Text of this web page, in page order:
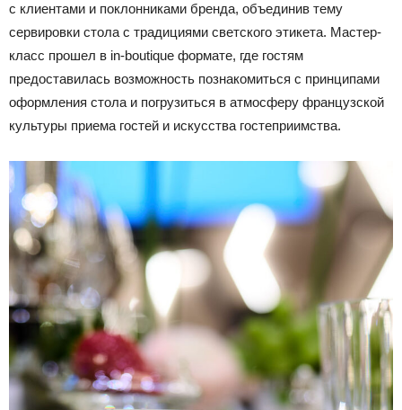
с клиентами и поклонниками бренда, объединив тему
сервировки стола с традициями светского этикета. Мастер-
класс прошел в in-boutique формате, где гостям
предоставилась возможность познакомиться с принципами
оформления стола и погрузиться в атмосферу французской
культуры приема гостей и искусства гостеприимства.